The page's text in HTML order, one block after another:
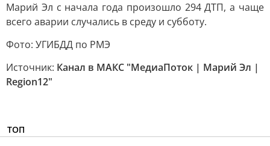
Марий Эл с начала года произошло 294 ДТП, а чаще
всего аварии случались в среду и субботу.
Фото: УГИБДД по РМЭ
Источник: Канал в МАКС "МедиаПоток | Марий Эл |
Region12"
ТОП